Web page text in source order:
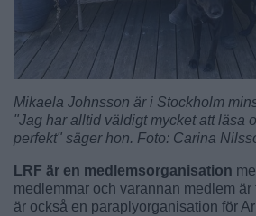
Mikaela Johnsson är i Stockholm
"Jag har alltid väldigt mycket att läsa
perfekt" säger hon. Foto: Carina
LRF är en medlemsorganisation
medlemmar och varannan medlem är
är också en paraplyorganisation för